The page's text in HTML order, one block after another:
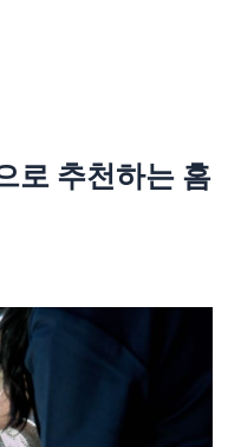
로 추천하는 홈